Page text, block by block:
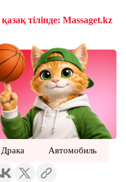
тілінде: Massaget.kz
Драка Автомобиль